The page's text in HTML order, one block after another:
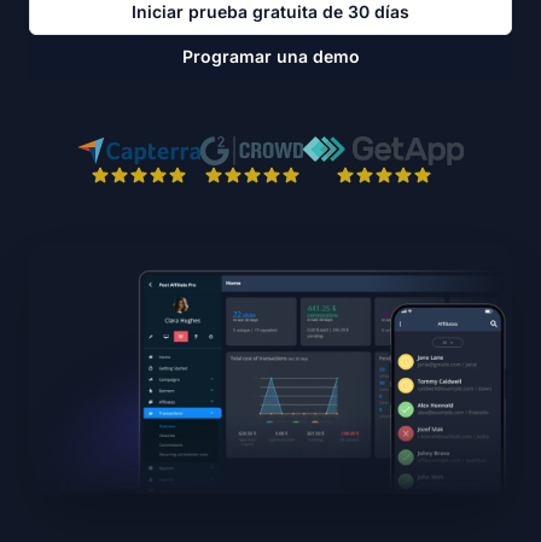
Iniciar prueba gratuita de 30 días
Programar una demo